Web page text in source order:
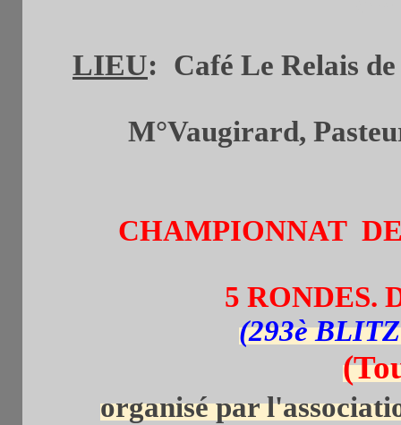
LIEU: Café Le Relais
M°Vaugirard,
CHAMPIONNAT
5 RONDES.
(293è
organisé par